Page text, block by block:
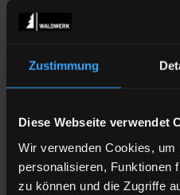
Zustimmung
Diese Webseite verwendet
Wir verwenden Cookies, um
personalisieren, Funktionen
zu können und die Zugriffe
werden unter fairen
Baumwolle hergestellt. Eine
möglichst umweltfreundliche
uns im Schwarzwald
schwäbischen Alb und sind
nach Öko-Tex Standard 100